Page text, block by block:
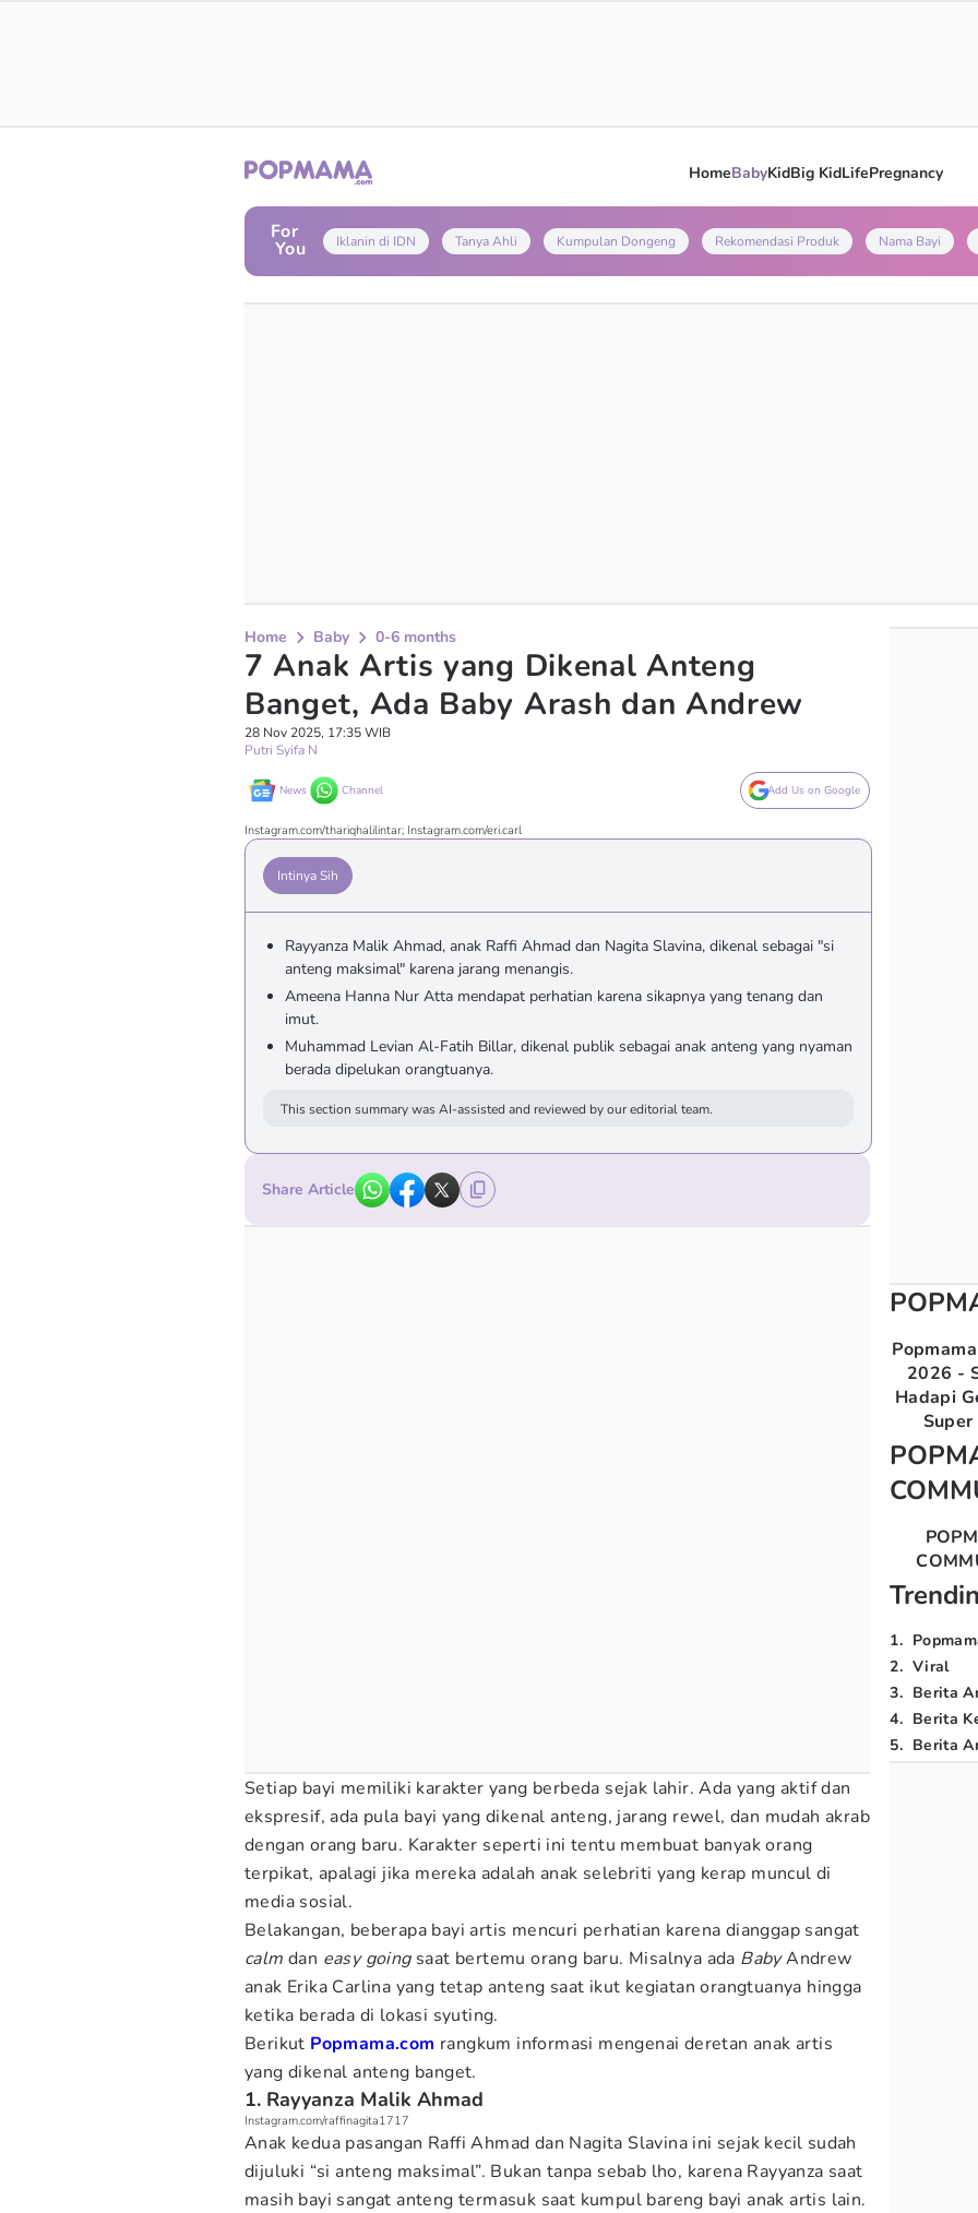
HomeBabyKidBig KidLifePregnancy
For
You Iklanin di IDN Tanya Ahli Kumpulan Dongeng Rekomendasi Produk Nama Bayi
Home Baby 0-6 months
7 Anak Artis yang Dikenal Anteng
Banget, Ada Baby Arash dan Andrew
28 Nov 2025, 17:35 WIB
Putri Syifa N
News Channel Add Us on Google
Instagram.com/thariqhalilintar; Instagram.com/eri.carl
Intinya Sih
Rayyanza Malik Ahmad, anak Raffi Ahmad dan Nagita Slavina, dikenal sebagai "si
anteng maksimal" karena jarang menangis.
Ameena Hanna Nur Atta mendapat perhatian karena sikapnya yang tenang dan
imut.
Muhammad Levian Al-Fatih Billar, dikenal publik sebagai anak anteng yang nyaman
berada dipelukan orangtuanya.
This section summary was AI-assisted and reviewed by our editorial team.
Share Article
Setiap bayi memiliki karakter yang berbeda sejak lahir. Ada yang aktif dan
ekspresif, ada pula bayi yang dikenal anteng, jarang rewel, dan mudah akrab
dengan orang baru. Karakter seperti ini tentu membuat banyak orang
terpikat, apalagi jika mereka adalah anak selebriti yang kerap muncul di
media sosial.
Belakangan, beberapa bayi artis mencuri perhatian karena dianggap sangat
calm dan easy goingsaat bertemu orang baru. Misalnya ada BabyAndrew
anak Erika Carlina yang tetap anteng saat ikut kegiatan orangtuanya hingga
ketika berada di lokasi syuting.
Berikut Popmama.com rangkum informasi mengenai deretan anak artis
yang dikenal anteng banget.
1. Rayyanza Malik Ahmad
Instagram.com/raffinagita1717
Anak kedua pasangan Raffi Ahmad dan Nagita Slavina ini sejak kecil sudah
dijuluki “si anteng maksimal”. Bukan tanpa sebab lho, karena Rayyanza saat
masih bayi sangat anteng termasuk saat kumpul bareng bayi anak artis lain.
2026 -
Hadapi
1.
2. Viral
3. Berita
4. Berita
5. Berita